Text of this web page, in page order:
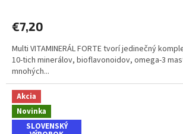
€7,20
Multi VITAMINERÁL FORTE tvorí jedinečný
10-tich minerálov, bioflavonoidov, omega-3
mnohých...
Akcia
Novinka
SLOVENSKÝ